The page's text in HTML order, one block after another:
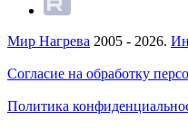
Мир Нагрева 2005 - 2026.
Согласие на обработку
Политика